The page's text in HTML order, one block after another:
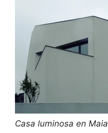
Casa luminosa en Maia